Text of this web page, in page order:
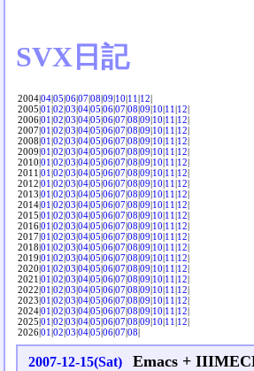
SVX日記
2004|04|05|06|07|08|09|10|11|12|
2005|01|02|03|04|05|06|07|08|09|10|11|12|
2006|01|02|03|04|05|06|07|08|09|10|11|12|
2007|01|02|03|04|05|06|07|08|09|10|11|12|
2008|01|02|03|04|05|06|07|08|09|10|11|12|
2009|01|02|03|04|05|06|07|08|09|10|11|12|
2010|01|02|03|04|05|06|07|08|09|10|11|12|
2011|01|02|03|04|05|06|07|08|09|10|11|12|
2012|01|02|03|04|05|06|07|08|09|10|11|12|
2013|01|02|03|04|05|06|07|08|09|10|11|12|
2014|01|02|03|04|05|06|07|08|09|10|11|12|
2015|01|02|03|04|05|06|07|08|09|10|11|12|
2016|01|02|03|04|05|06|07|08|09|10|11|12|
2017|01|02|03|04|05|06|07|08|09|10|11|12|
2018|01|02|03|04|05|06|07|08|09|10|11|12|
2019|01|02|03|04|05|06|07|08|09|10|11|12|
2020|01|02|03|04|05|06|07|08|09|10|11|12|
2021|01|02|03|04|05|06|07|08|09|10|11|12|
2022|01|02|03|04|05|06|07|08|09|10|11|12|
2023|01|02|03|04|05|06|07|08|09|10|11|12|
2024|01|02|03|04|05|06|07|08|09|10|11|12|
2025|01|02|03|04|05|06|07|08|09|10|11|12|
2026|01|02|03|04|05|06|07|08|
2007-12-15(Sat) Emacs +